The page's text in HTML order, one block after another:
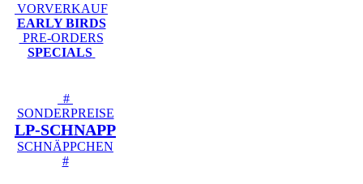
VORVERKAUF
EARLY BIRDS
PRE-ORDERS
SPECIALS
#
SONDERPREISE
LP-SCHNAPP
SCHNÄPPCHEN
#